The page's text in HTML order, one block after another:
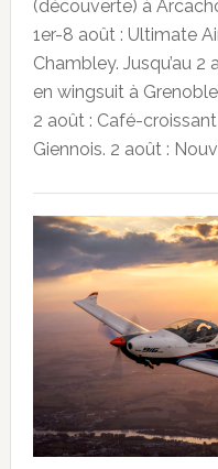
(découverte) à
1er-8 août : Ultimate
Chambley. Jusqu’au
en wingsuit à
2 août : Café-
Giennois. 2 août :